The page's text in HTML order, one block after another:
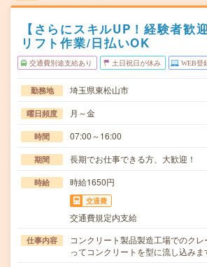
【さらにスキルUP！経験者歓
リフト作業/日払いOK
交通費別途支給あり 土日祝日が休み WEB登
勤務地 埼玉県東松山市
曜日頻度 月～金
時間 07:00～16:00
期間 長期でお仕事できる方、大歓迎！
時給 時給1650円
交通費
交通費規定内支給
仕事内容
コンクリート製品製造工場でのク
ってコンクリートを型に流し込み